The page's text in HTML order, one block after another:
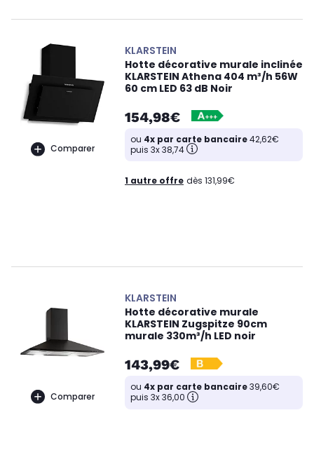
Comparer
KLARSTEIN
Hotte décorative murale inclinée
KLARSTEIN Athena 404 m³/h 56W
60 cm LED 63 dB Noir
154,98€
ou 4x par carte bancaire42,62€
puis 3x 38,74
1 autre offre dès 131,99€
Comparer
KLARSTEIN
Hotte décorative murale
KLARSTEIN Zugspitze 90cm
murale 330m³/h LED noir
143,99€
ou 4x par carte bancaire39,60€
puis 3x 36,00